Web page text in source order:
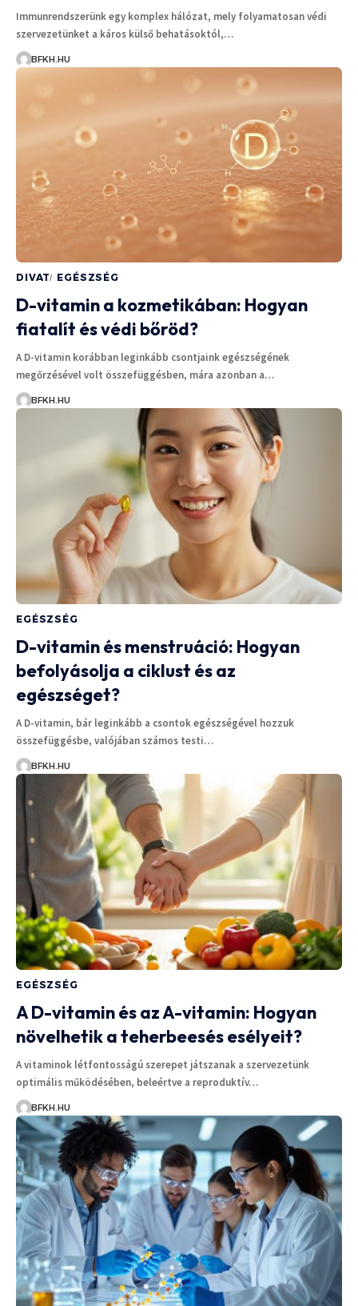
Immunrendszerünk egy komplex hálózat, mely folyamatosan védi
szervezetünket a káros külső behatásoktól,…
BFKH.HU
DIVAT EGÉSZSÉG
D-vitamin a kozmetikában: Hogyan
fiatalít és védi bőröd?
A D-vitamin korábban leginkább csontjaink egészségének
megőrzésével volt összefüggésben, mára azonban a…
BFKH.HU
EGÉSZSÉG
D-vitamin és menstruáció: Hogyan
befolyásolja a ciklust és az
egészséget?
A D-vitamin, bár leginkább a csontok egészségével hozzuk
összefüggésbe, valójában számos testi…
BFKH.HU
EGÉSZSÉG
A D-vitamin és az A-vitamin: Hogyan
növelhetik a teherbeesés esélyeit?
A vitaminok létfontosságú szerepet játszanak a szervezetünk
optimális működésében, beleértve a reproduktív…
BFKH.HU